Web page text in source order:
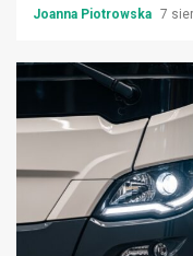
Joanna Piotrowska 7